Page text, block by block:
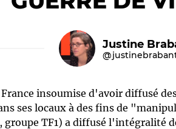
Justine
France insoumise d'avoir diffusé
ses locaux à des fins de
groupe TF1) a diffusé l'intégralité